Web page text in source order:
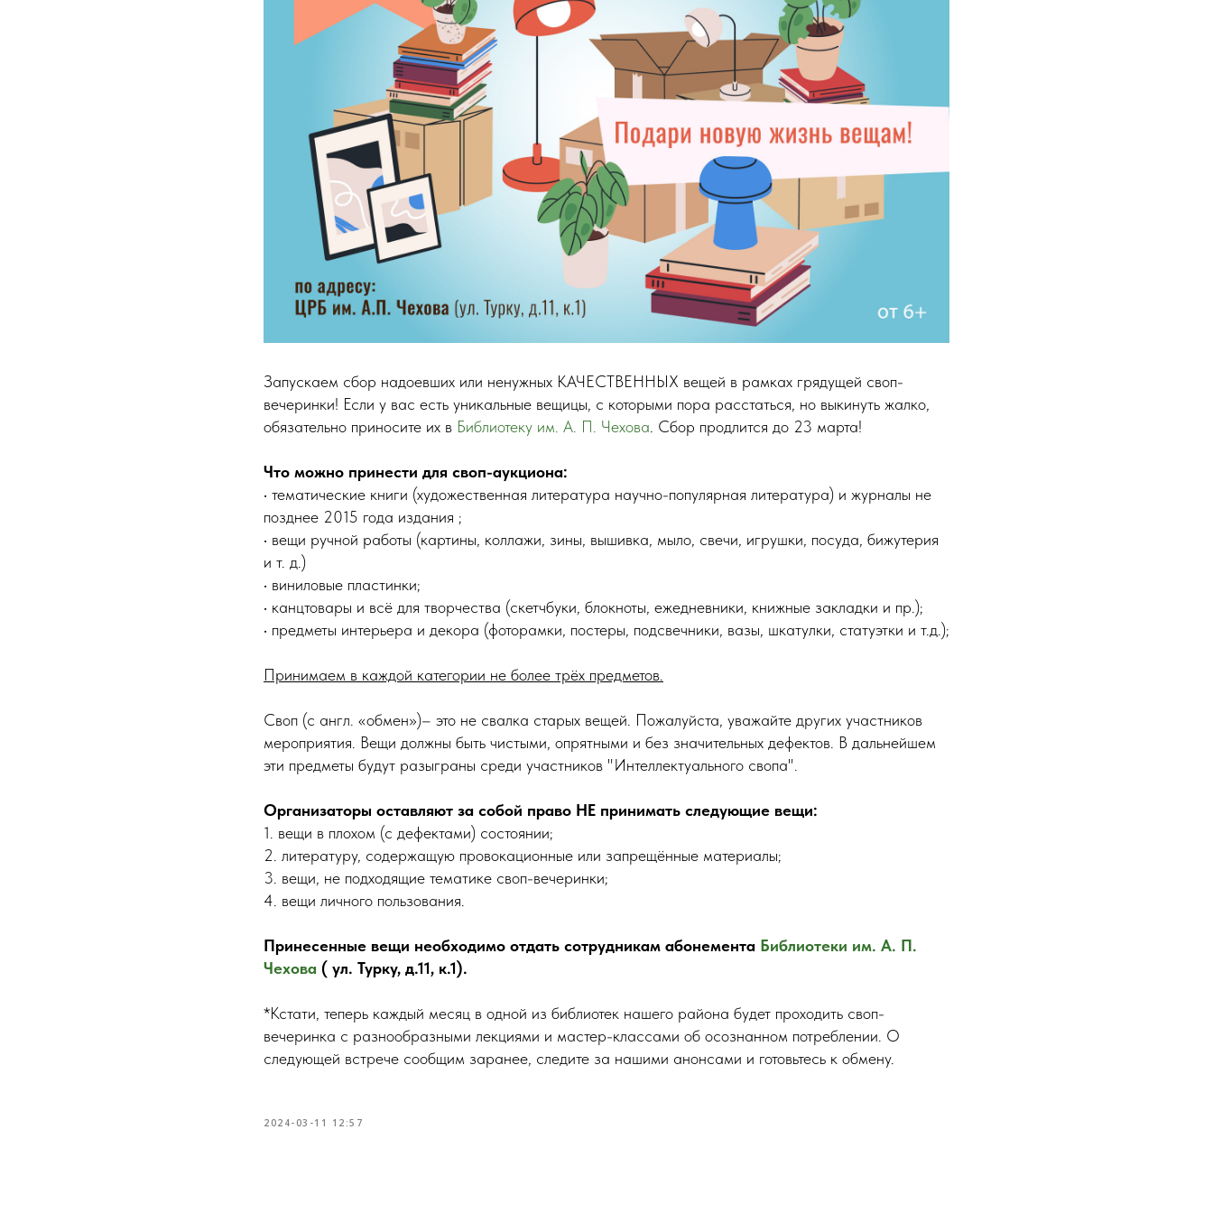
Запускаем сбор надоевших или ненужных КАЧЕСТВЕННЫХ вещей в рамках грядущей своп-
вечеринки! Если у вас есть уникальные вещицы, с которыми пора расстаться, но выкинуть жалко,
обязательно приносите их в Библиотеку им. А. П. Чехова. Сбор продлится до 23 марта!
Что можно принести для своп-аукциона:
• тематические книги (художественная литература научно-популярная литература) и журналы не
позднее 2015 года издания ;
• вещи ручной работы (картины, коллажи, зины, вышивка, мыло, свечи, игрушки, посуда, бижутерия
и т. д.)
• виниловые пластинки;
• канцтовары и всё для творчества (скетчбуки, блокноты, ежедневники, книжные закладки и пр.);
• предметы интерьера и декора (фоторамки, постеры, подсвечники, вазы, шкатулки, статуэтки и т.д.);
Принимаем в каждой категории не более трёх предметов.
Своп (с англ. «обмен»)– это не свалка старых вещей. Пожалуйста, уважайте других участников
мероприятия. Вещи должны быть чистыми, опрятными и без значительных дефектов. В дальнейшем
эти предметы будут разыграны среди участников "Интеллектуального свопа".
Организаторы оставляют за собой право НЕ принимать следующие вещи:
1. вещи в плохом (с дефектами) состоянии;
2. литературу, содержащую провокационные или запрещённые материалы;
3. вещи, не подходящие тематике своп-вечеринки;
4. вещи личного пользования.
Принесенные вещи необходимо отдать сотрудникам абонемента Библиотеки им. А. П.
Чехова ( ул. Турку, д.11, к.1).
*Кстати, теперь каждый месяц в одной из библиотек нашего района будет проходить своп-
вечеринка с разнообразными лекциями и мастер-классами об осознанном потреблении. О
следующей встрече сообщим заранее, следите за нашими анонсами и готовьтесь к обмену.
2024-03-11 12:57